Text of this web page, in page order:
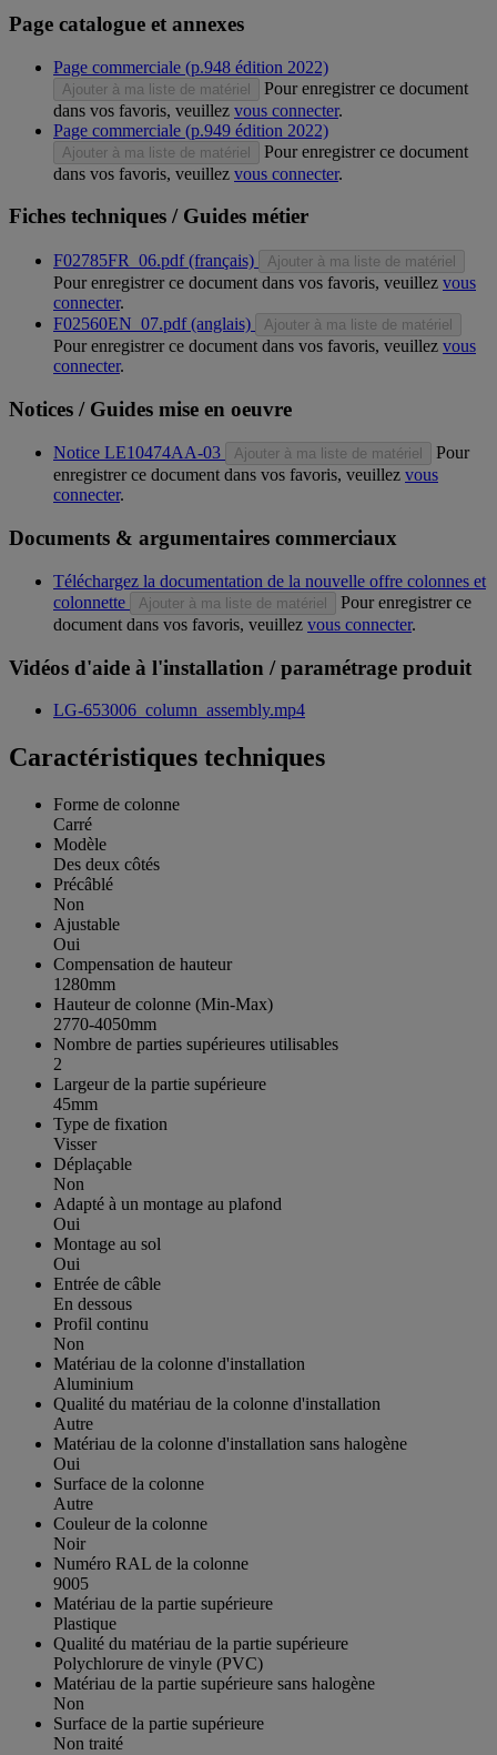
Page catalogue et annexes
Page commerciale (p.948 édition 2022)
Ajouter à ma liste de matériel
Pour enregistrer ce document
dans vos favoris, veuillez vous connecter.
Page commerciale (p.949 édition 2022)
Ajouter à ma liste de matériel
Pour enregistrer ce document
dans vos favoris, veuillez vous connecter.
Fiches techniques / Guides métier
F02785FR_06.pdf (français) Ajouter à ma liste de matériel
Pour enregistrer ce document dans vos favoris, veuillez vous
connecter.
F02560EN_07.pdf (anglais)
Ajouter à ma liste de matériel
Pour enregistrer ce document dans vos favoris, veuillez vous
connecter.
Notices / Guides mise en oeuvre
Notice LE10474AA-03 Ajouter à ma liste de matériel
Pour
enregistrer ce document dans vos favoris, veuillez vous
connecter.
Documents & argumentaires commerciaux
Téléchargez la documentation de la nouvelle offre colonnes et
colonnette
Ajouter à ma liste de matériel
Pour enregistrer ce
document dans vos favoris, veuillez vous connecter.
Vidéos d'aide à l'installation / paramétrage produit
LG-653006_column_assembly.mp4
Caractéristiques techniques
Forme de colonne
Carré
Modèle
Des deux côtés
Précâblé
Non
Ajustable
Oui
Compensation de hauteur
1280mm
Hauteur de colonne (Min-Max)
2770-4050mm
Nombre de parties supérieures utilisables
2
Largeur de la partie supérieure
45mm
Type de fixation
Visser
Déplaçable
Non
Adapté à un montage au plafond
Oui
Montage au sol
Oui
Entrée de câble
En dessous
Profil continu
Non
Matériau de la colonne d'installation
Aluminium
Qualité du matériau de la colonne d'installation
Autre
Matériau de la colonne d'installation sans halogène
Oui
Surface de la colonne
Autre
Couleur de la colonne
Noir
Numéro RAL de la colonne
9005
Matériau de la partie supérieure
Plastique
Qualité du matériau de la partie supérieure
Polychlorure de vinyle (PVC)
Matériau de la partie supérieure sans halogène
Non
Surface de la partie supérieure
Non traité